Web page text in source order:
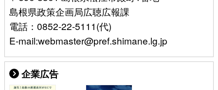
島根県政策企画局広聴広報課
電話：0852-22-5111(代)
E-mail:webmaster@pref.shimane.lg.jp
企業広告